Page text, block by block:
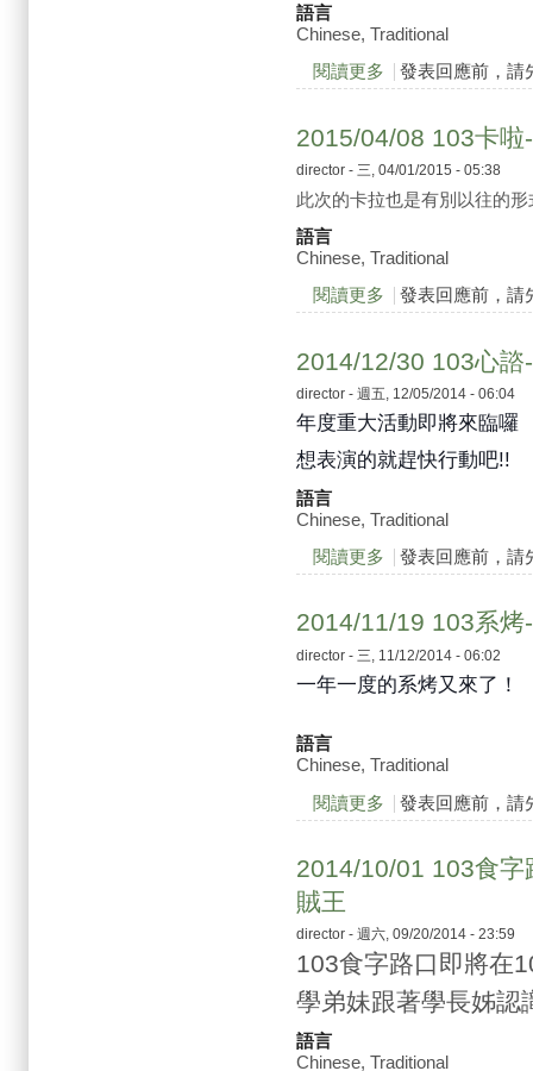
語言
Chinese, Traditional
閱讀更多 關於2015/05/02 來
發表回應前，請
2015/04/08 103卡啦
director - 三, 04/01/2015 - 05:38
此次的卡拉也是有別以往的
語言
Chinese, Traditional
閱讀更多 關於2015/04/08 103
發表回應前，請
2014/12/30 103心
director - 週五, 12/05/2014 - 06:04
年度重大活動即將來臨囉
想表演的就趕快行動吧!!
語言
Chinese, Traditional
閱讀更多 關於2014/12/30 103
發表回應前，請
2014/11/19 103系
director - 三, 11/12/2014 - 06:02
一年一度的系烤又來了！
語言
Chinese, Traditional
閱讀更多 關於2014/11/19 103
發表回應前，請
2014/10/01 103食字
賊王
director - 週六, 09/20/2014 - 23:59
103食字路口即將在
學弟妹跟著學長姊認
語言
Chinese, Traditional